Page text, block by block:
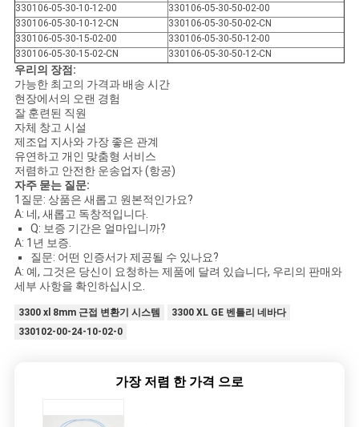
개
인
정
보
보
호
정
책
330106-05-30-10-12-00
330106-05-30-50-02-00
330106-05-30-10-12-CN
330106-05-30-50-02-CN
330106-05-30-15-02-00
330106-05-30-50-12-00
330106-05-30-15-02-CN
330106-05-30-50-12-CN
우리의 장점:
가능한 최고의 가격과 배송 시간
현장에서의 오랜 경험
잘 훈련된 직원
자체 창고 시설
제조업 지사와 가장 좋은 관계
유연하고 개인 맞춤형 서비스
저렴하고 안전한 운송업자 (항공)
자주 묻는 질문:
1질문: 상품은 새롭고 원본적인가요?
A: 네, 새롭고 독창적입니다.
Q: 보증 기간은 얼마입니까?
A: 1년 보증.
질문: 어떤 인증서가 제공될 수 있나요?
A: 예, 그것은 당신이 요청하는 제품에 달려 있습니다, 우리의 판매와
세부 사항을 확인하십시오.
3300 xl 8mm 근접 변환기 시스템
3300 XL GE 벤틀리 네바다
330102-00-24-10-02-0
가장 저렴 한 가격 으로